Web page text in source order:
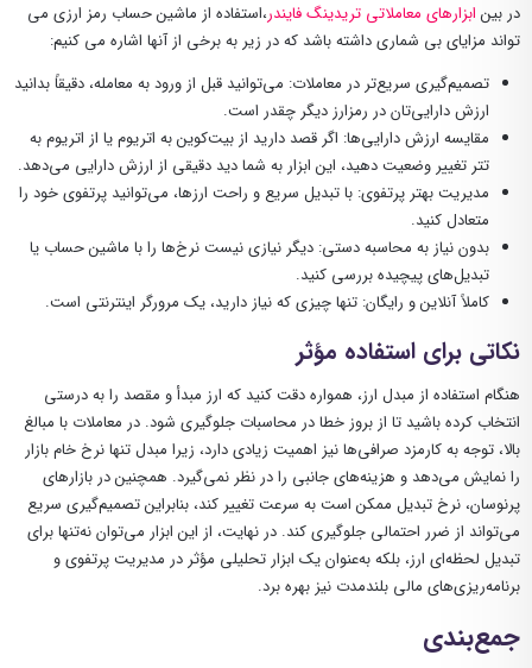
در بین ابزارهای معاملاتی تریدینگ فایندر،استفاده از ماشین حساب رمز ارزی می
تواند مزایای بی شماری داشته باشد که در زیر به برخی از آنها اشاره می کنیم:
تصمیم‌گیری سریع‌تر در معاملات: می‌توانید قبل از ورود به معامله، دقیقاً بدانید
ارزش دارایی‌تان در رمزارز دیگر چقدر است.
مقایسه ارزش دارایی‌ها: اگر قصد دارید از بیت‌کوین به اتریوم یا از اتریوم به
تتر تغییر وضعیت دهید، این ابزار به شما دید دقیقی از ارزش دارایی می‌دهد.
مدیریت بهتر پرتفوی: با تبدیل سریع و راحت ارزها، می‌توانید پرتفوی خود را
متعادل کنید.
بدون نیاز به محاسبه دستی: دیگر نیازی نیست نرخ‌ها را با ماشین حساب یا
تبدیل‌های پیچیده بررسی کنید.
کاملاً آنلاین و رایگان: تنها چیزی که نیاز دارید، یک مرورگر اینترنتی است.
نکاتی برای استفاده مؤثر
هنگام استفاده از مبدل ارز، همواره دقت کنید که ارز مبدأ و مقصد را به درستی
انتخاب کرده باشید تا از بروز خطا در محاسبات جلوگیری شود. در معاملات با مبالغ
بالا، توجه به کارمزد صرافی‌ها نیز اهمیت زیادی دارد، زیرا مبدل تنها نرخ خام بازار
را نمایش می‌دهد و هزینه‌های جانبی را در نظر نمی‌گیرد. همچنین در بازارهای
پرنوسان، نرخ تبدیل ممکن است به سرعت تغییر کند، بنابراین تصمیم‌گیری سریع
می‌تواند از ضرر احتمالی جلوگیری کند. در نهایت، از این ابزار می‌توان نه‌تنها برای
تبدیل لحظه‌ای ارز، بلکه به‌عنوان یک ابزار تحلیلی مؤثر در مدیریت پرتفوی و
برنامه‌ریزی‌های مالی بلندمدت نیز بهره برد.
جمع‌بندی